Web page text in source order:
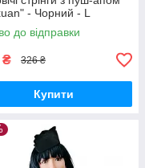
- Чорний - L
до відправки
₴ 326 ₴
Купити